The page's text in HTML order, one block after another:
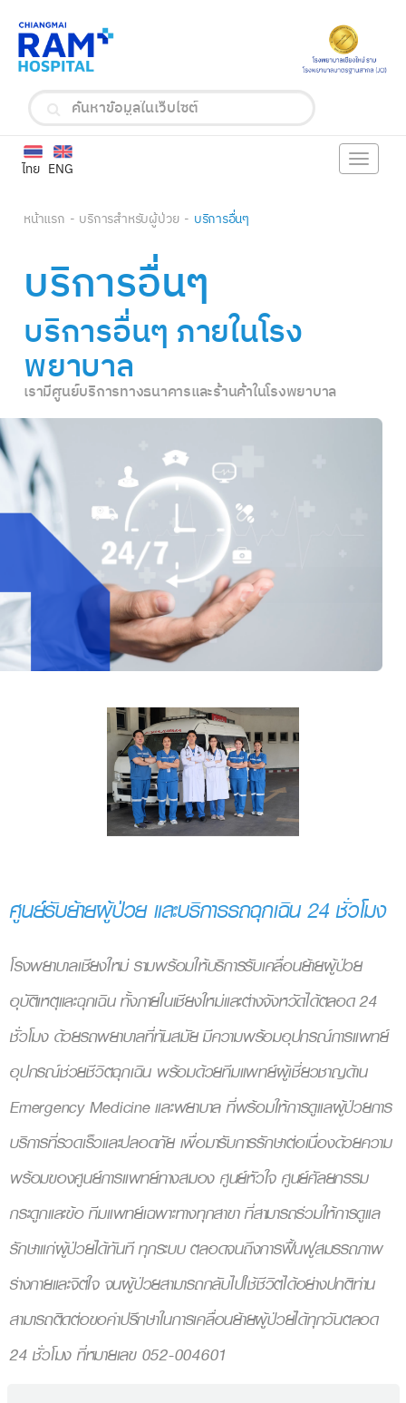
ENG
ไทย Toggle
หน้าแรก บริการสำหรับผู้ป่วย บริการอื่นๆ
บริการอื่นๆ
บริการอื่นๆ ภายในโรง
พยาบาล
เรามีศูนย์บริการทางธนาคารและร้านค้าในโรงพยาบาล
ศูนย์รับย้ายผู้ป่วย และบริการรถฉุกเฉิน 24 ชั่วโมง
โรงพยาบาลเชียงใหม่ รามพร้อมให้บริการรับเคลื่อนย้ายผู้ป่วย
อุบัติเหตุและฉุกเฉิน ทั้งภายในเชียงใหม่และต่างจังหวัดได้ตลอด 24
ชั่วโมง ด้วยรถพยาบาลที่ทันสมัย มีความพร้อมอุปกรณ์การแพทย์
อุปกรณ์ช่วยชีวิตฉุกเฉิน พร้อมด้วยทีมแพทย์ผู้เชี่ยวชาญด้าน
Emergency Medicine และพยาบาล ที่พร้อมให้การดูแลผู้ป่วยการ
บริการที่รวดเร็วและปลอดภัย เพื่อมารับการรักษาต่อเนื่องด้วยความ
พร้อมของศูนย์การแพทย์ทางสมอง ศูนย์หัวใจ ศูนย์ศัลยกรรม
กระดูกและข้อ ทีมแพทย์เฉพาะทางทุกสาขา ที่สามารถร่วมให้การดูแล
รักษาแก่ผู้ป่วยได้ทันที ทุกระบบ ตลอดจนถึงการฟื้นฟูสมรรถภาพ
ร่างกายและจิตใจ จนผู้ป่วยสามารถกลับไปใช้ชีวิตได้อย่างปกติท่าน
สามารถติดต่อขอคำปรึกษาในการเคลื่อนย้ายผู้ป่วยได้ทุกวันตลอด
24 ชั่วโมง ที่หมายเลข 052-004601